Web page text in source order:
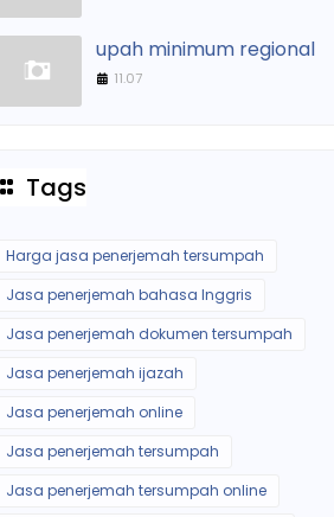
upah minimum regional
11.07
Tags
Harga jasa penerjemah tersumpah
Jasa penerjemah bahasa Inggris
Jasa penerjemah dokumen tersumpah
Jasa penerjemah ijazah
Jasa penerjemah online
Jasa penerjemah tersumpah
Jasa penerjemah tersumpah online